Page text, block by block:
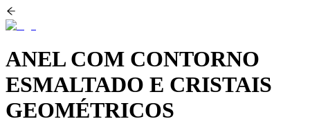
ANEL COM CONTORNO
ESMALTADO E CRISTAIS
GEOMÉTRICOS